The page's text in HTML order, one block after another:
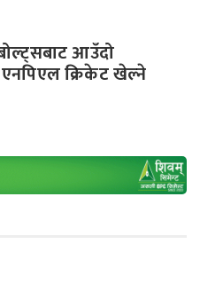
आउँदो
क्रिकेट खेल्ने